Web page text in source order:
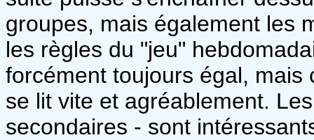
groupes, mais également les
les règles du "jeu"
forcément toujours égal,
se lit vite et agréablement.
secondaires - sont